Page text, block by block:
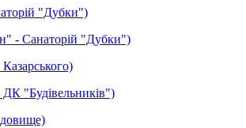
"Дубки")
- Санаторій "Дубки")
"Будівельників")